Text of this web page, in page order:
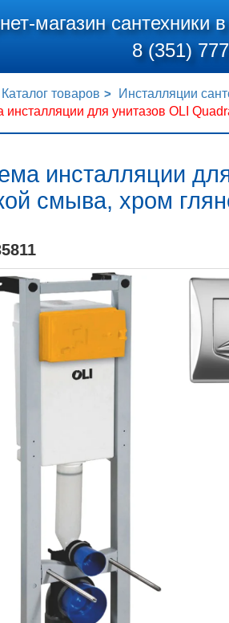
магазин сантехники
8 (351)
Каталог товаров Инсталляции
инсталляции для унитазов OLI
инсталляции
смыва, хром